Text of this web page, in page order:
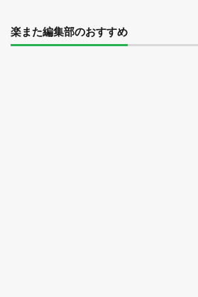
楽また編集部のおすすめ